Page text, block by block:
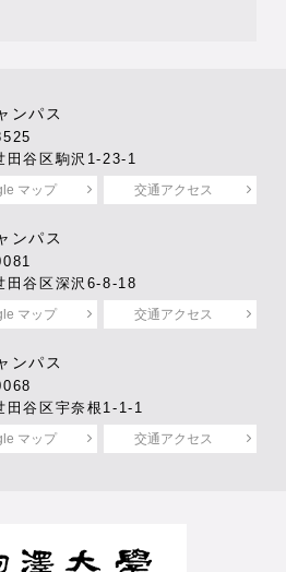
ンパス
田谷区駒沢1-23-1
マップ 交通アクセス
ンパス
田谷区深沢6-8-18
マップ 交通アクセス
ンパス
田谷区宇奈根1-1-1
マップ 交通アクセス